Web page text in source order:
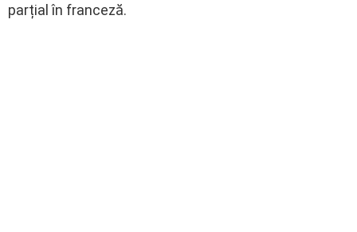
parțial în franceză.